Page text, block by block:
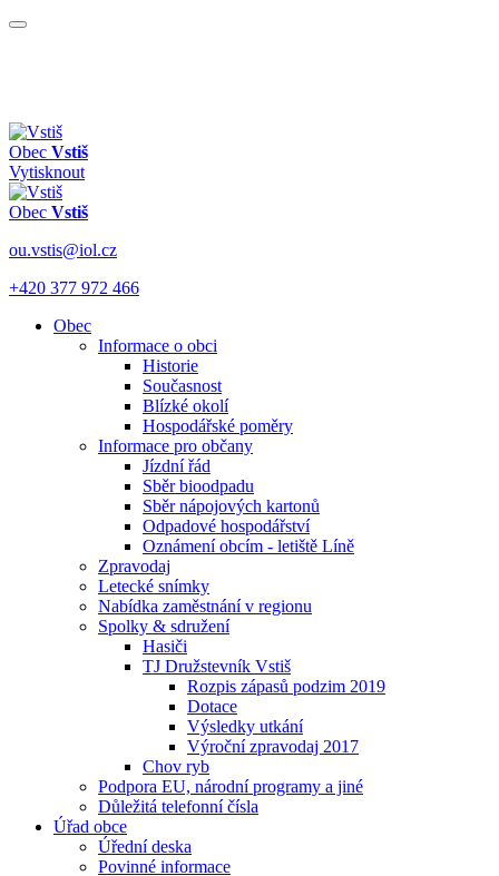
Obec Vstiš
Vytisknout
Obec Vstiš
ou.vstis@iol.cz
+420 377 972 466
Obec
Informace o obci
Historie
Současnost
Blízké okolí
Hospodářské poměry
Informace pro občany
Jízdní řád
Sběr bioodpadu
Sběr nápojových kartonů
Odpadové hospodářství
Oznámení obcím - letiště Líně
Zpravodaj
Letecké snímky
Nabídka zaměstnání v regionu
Spolky & sdružení
Hasiči
TJ Družstevník Vstiš
Rozpis zápasů podzim 2019
Dotace
Výsledky utkání
Výroční zpravodaj 2017
Chov ryb
Podpora EU, národní programy a jiné
Důležitá telefonní čísla
Úřad obce
Úřední deska
Povinné informace